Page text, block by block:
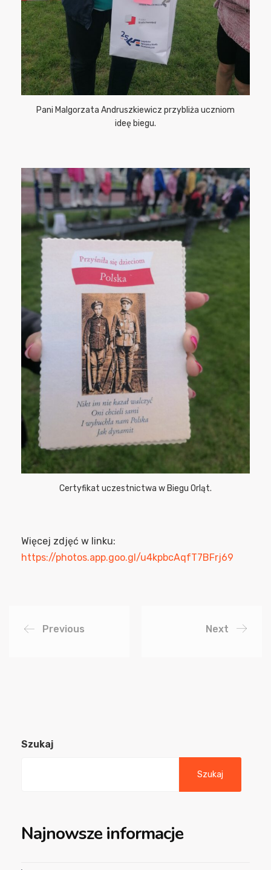
Pani Malgorzata Andruszkiewicz przybliża uczniom
ideę biegu.
Certyfikat uczestnictwa w Biegu Orląt.
Więcej zdjęć w linku:
https://photos.app.goo.gl/u4kpbcAqfT7BFrj69
Previous Next
Szukaj
Szukaj
Najnowsze informacje